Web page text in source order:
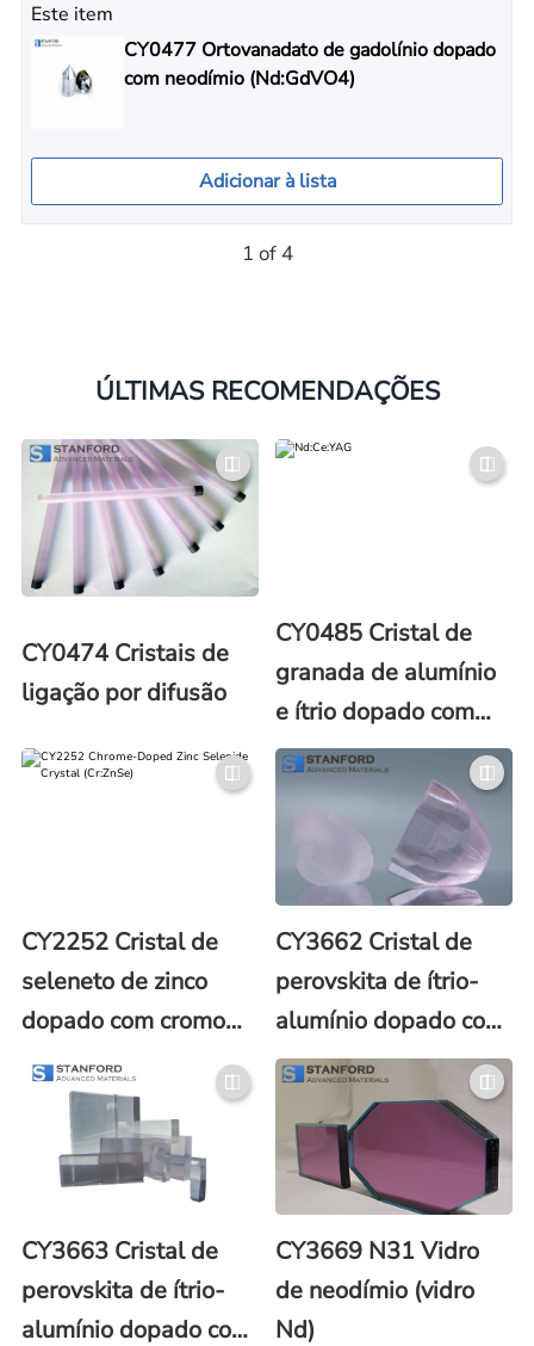
Este item
CY0477 Ortovanadato de gadolínio dopado
com neodímio (Nd:GdVO4)
Adicionar à lista
1 of 4
ÚLTIMAS RECOMENDAÇÕES
CY0474 Cristais de
ligação por difusão
CY0485 Cristal de
granada de alumínio
e ítrio dopado com
neodímio-cério
(Nd:Ce:YAG)
CY2252 Cristal de
seleneto de zinco
dopado com cromo
(Cr:ZnSe)
CY3662 Cristal de
perovskita de ítrio-
alumínio dopado com
érbio Er:YAP
(Er:YAlO3)
CY3663 Cristal de
perovskita de ítrio-
alumínio dopado com
CY3669 N31 Vidro
de neodímio (vidro
Nd)